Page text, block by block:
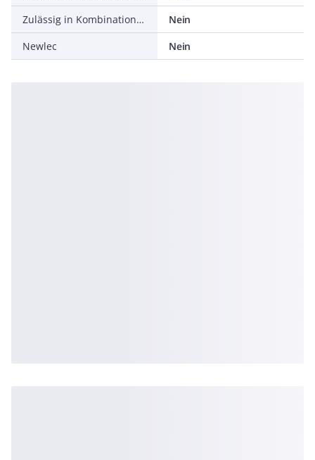
Zulässig in Kombination mit Schutzschlauch VdTÜV/GGVSEB
Nein
Newlec
Nein